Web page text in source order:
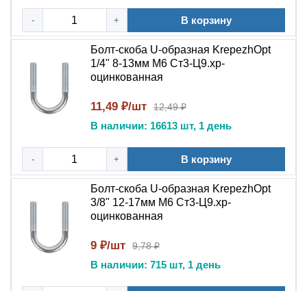
- + В корзину
Болт-скоба U-образная KrepezhOpt
1/4" 8-13мм М6 Ст3-Ц9.хр-
оцинкованная
11,49 ₽/шт 12,49 ₽
В наличии: 16613 шт, 1 день
- + В корзину
Болт-скоба U-образная KrepezhOpt
3/8" 12-17мм М6 Ст3-Ц9.хр-
оцинкованная
9 ₽/шт 9,78 ₽
В наличии: 715 шт, 1 день